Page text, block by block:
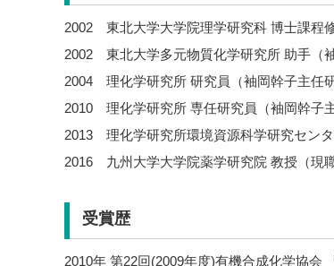
2002 東北大学大学院理学研究科 博士課程
2002 東北大学多元物質化学研究所 助手（
2004 理化学研究所 研究員（袖岡幹子主任研
2010 理化学研究所 専任研究員（袖岡幹子主
2013 理化学研究所環境資源科学研究セン
2016 九州大学大学院薬学研究院 教授（現職
受賞歴
2010年 第22回(2009年度)有機合成化学協会